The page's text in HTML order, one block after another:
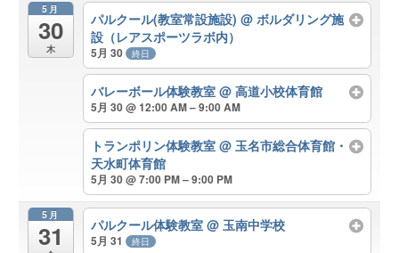
5月
30
木
パルクール(教室常設施設) @ ボルダリング施
設（レアスポーツラボ内）
5月 30 終日
バレーボール体験教室 @ 高道小校体育館
5月 30 @ 12:00 AM – 9:00 AM
トランポリン体験教室 @ 玉名市総合体育館・
天水町体育館
5月 30 @ 7:00 PM – 9:00 PM
5月
31 パルクール体験教室 @ 玉南中学校
5月 31 終日